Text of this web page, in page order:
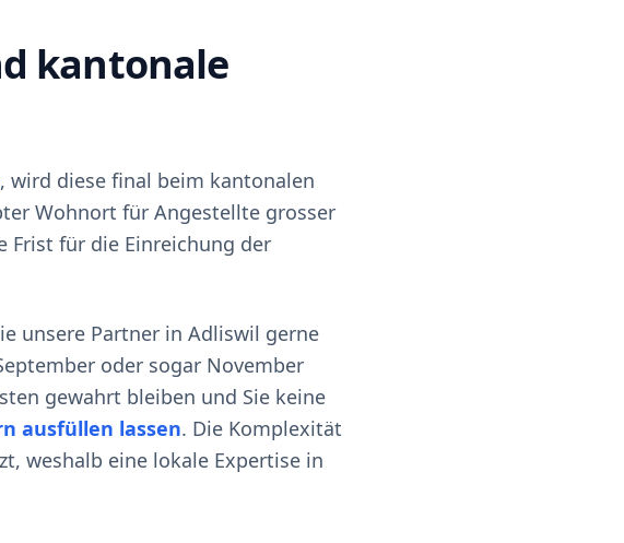
kantonale
, wird diese final beim kantonalen
Wohnort für Angestellte grosser
Frist für die Einreichung der
unsere Partner in Adliswil gerne
oder sogar November
gewahrt bleiben und Sie keine
ausfüllen lassen. Die Komplexität
weshalb eine lokale Expertise in